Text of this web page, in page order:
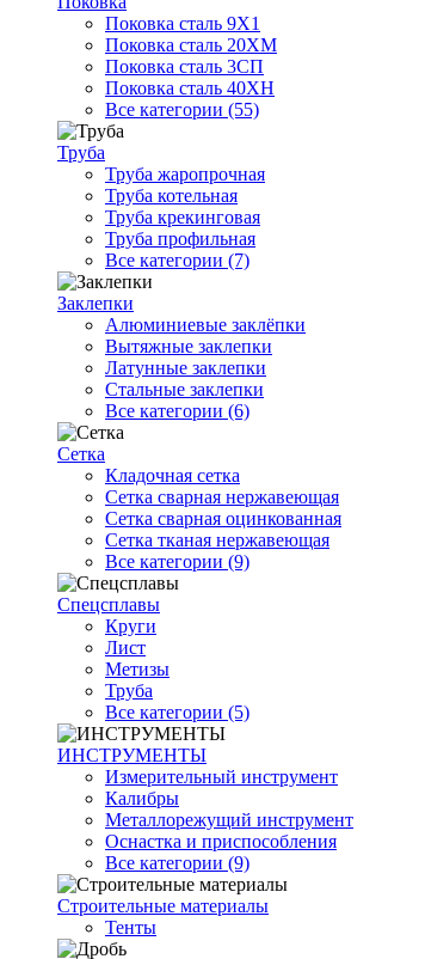
Поковка сталь 9Х1
Поковка сталь 20ХМ
Поковка сталь 3СП
Поковка сталь 40ХН
Все категории (55)
Труба
Труба жаропрочная
Труба котельная
Труба крекинговая
Труба профильная
Все категории (7)
Заклепки
Алюминиевые заклёпки
Вытяжные заклепки
Латунные заклепки
Стальные заклепки
Все категории (6)
Сетка
Кладочная сетка
Сетка сварная нержавеющая
Сетка сварная оцинкованная
Сетка тканая нержавеющая
Все категории (9)
Спецсплавы
Круги
Лист
Метизы
Труба
Все категории (5)
ИНСТРУМЕНТЫ
Измерительный инструмент
Калибры
Металлорежущий инструмент
Оснастка и приспособления
Все категории (9)
Строительные материалы
Тенты